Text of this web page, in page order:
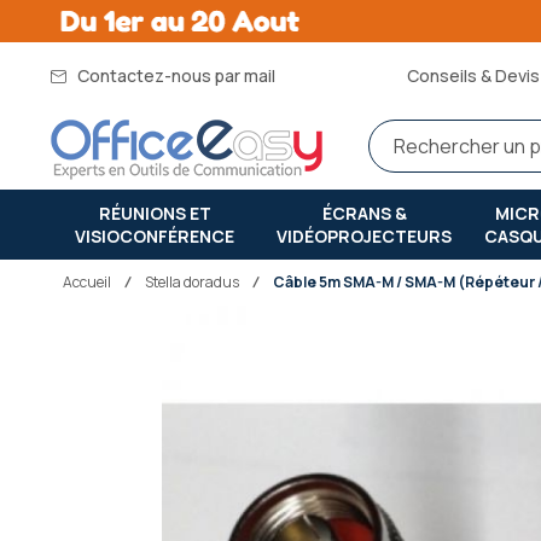
Contactez-nous par mail Conseils &
RÉUNIONS ET
VISIOCONFÉRENCE
ÉCRANS &
VIDÉOPROJECTEURS
Accueil stella doradus Câble 5m SMA-M / SMA-M (Répéteur